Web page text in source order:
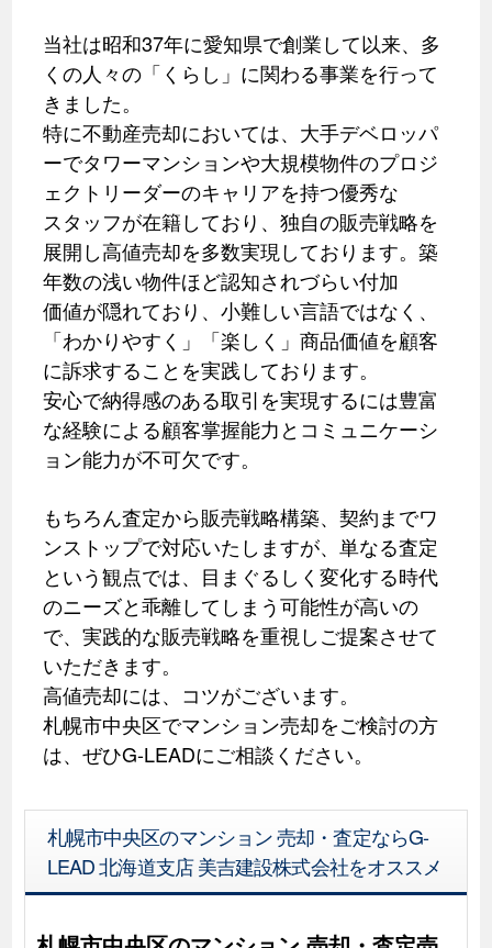
当社は昭和37年に愛知県で創業して以来、多
くの人々の「くらし」に関わる事業を行って
きました。
特に不動産売却においては、大手デベロッパ
ーでタワーマンションや大規模物件のプロジ
ェクトリーダーのキャリアを持つ優秀な
スタッフが在籍しており、独自の販売戦略を
展開し高値売却を多数実現しております。築
年数の浅い物件ほど認知されづらい付加
価値が隠れており、小難しい言語ではなく、
「わかりやすく」「楽しく」商品価値を顧客
に訴求することを実践しております。
安心で納得感のある取引を実現するには豊富
な経験による顧客掌握能力とコミュニケーシ
ョン能力が不可欠です。
もちろん査定から販売戦略構築、契約までワ
ンストップで対応いたしますが、単なる査定
という観点では、目まぐるしく変化する時代
のニーズと乖離してしまう可能性が高いの
で、実践的な販売戦略を重視しご提案させて
いただきます。
高値売却には、コツがございます。
札幌市中央区でマンション売却をご検討の方
は、ぜひG-LEADにご相談ください。
札幌市中央区のマンション 売却・査定ならG-
LEAD 北海道支店 美吉建設株式会社をオススメ